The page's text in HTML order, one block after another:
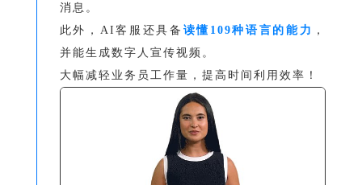
消息。
此外，AI客服还具备 读懂109种语言的能力 ，
并能生成数字人宣传视频。
大幅减轻业务员工作量，提高时间利用效率！